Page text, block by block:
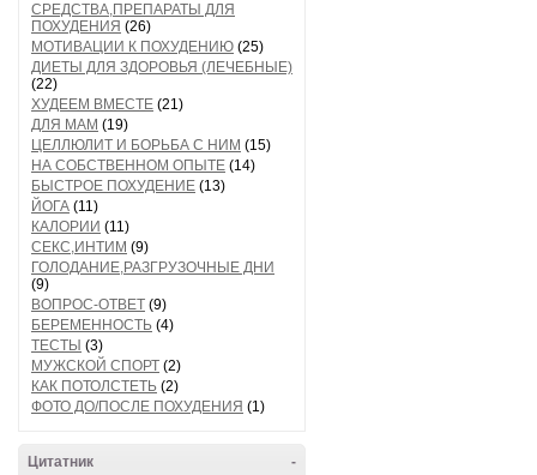
СРЕДСТВА,ПРЕПАРАТЫ ДЛЯ
ПОХУДЕНИЯ (26)
МОТИВАЦИИ К ПОХУДЕНИЮ (25)
ДИЕТЫ ДЛЯ ЗДОРОВЬЯ (ЛЕЧЕБНЫЕ)
(22)
ХУДЕЕМ ВМЕСТЕ (21)
ДЛЯ МАМ (19)
ЦЕЛЛЮЛИТ И БОРЬБА С НИМ (15)
НА СОБСТВЕННОМ ОПЫТЕ (14)
БЫСТРОЕ ПОХУДЕНИЕ (13)
ЙОГА (11)
КАЛОРИИ (11)
СЕКС,ИНТИМ (9)
ГОЛОДАНИЕ,РАЗГРУЗОЧНЫЕ ДНИ
(9)
ВОПРОС-ОТВЕТ (9)
БЕРЕМЕННОСТЬ (4)
ТЕСТЫ (3)
МУЖСКОЙ СПОРТ (2)
КАК ПОТОЛСТЕТЬ (2)
ФОТО ДО/ПОСЛЕ ПОХУДЕНИЯ (1)
-
Цитатник